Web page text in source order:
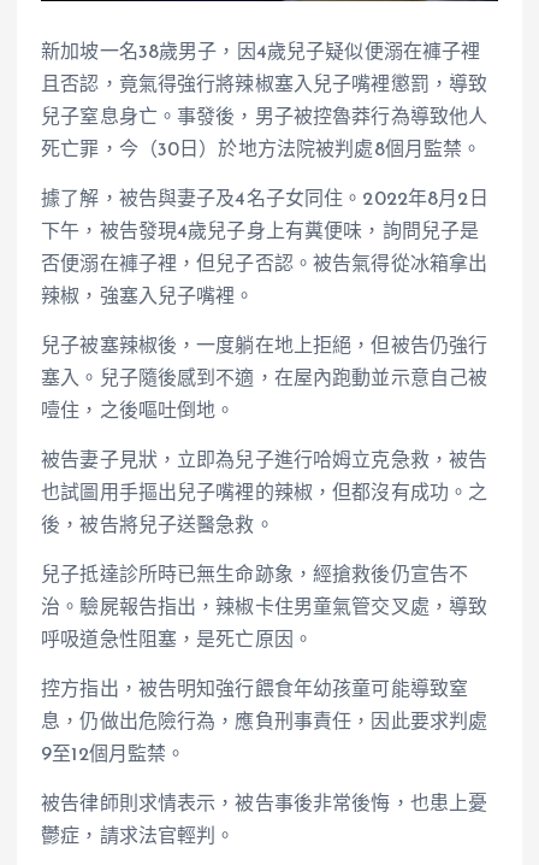
新加坡一名38歲男子，因4歲兒子疑似便溺在褲子裡
且否認，竟氣得強行將辣椒塞入兒子嘴裡懲罰，導致
兒子窒息身亡。事發後，男子被控魯莽行為導致他人
死亡罪，今（30日）於地方法院被判處8個月監禁。
據了解，被告與妻子及4名子女同住。2022年8月2日
下午，被告發現4歲兒子身上有糞便味，詢問兒子是
否便溺在褲子裡，但兒子否認。被告氣得從冰箱拿出
辣椒，強塞入兒子嘴裡。
兒子被塞辣椒後，一度躺在地上拒絕，但被告仍強行
塞入。兒子隨後感到不適，在屋內跑動並示意自己被
噎住，之後嘔吐倒地。
被告妻子見狀，立即為兒子進行哈姆立克急救，被告
也試圖用手摳出兒子嘴裡的辣椒，但都沒有成功。之
後，被告將兒子送醫急救。
兒子抵達診所時已無生命跡象，經搶救後仍宣告不
治。驗屍報告指出，辣椒卡住男童氣管交叉處，導致
呼吸道急性阻塞，是死亡原因。
控方指出，被告明知強行餵食年幼孩童可能導致窒
息，仍做出危險行為，應負刑事責任，因此要求判處
9至12個月監禁。
被告律師則求情表示，被告事後非常後悔，也患上憂
鬱症，請求法官輕判。